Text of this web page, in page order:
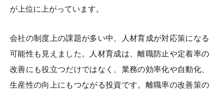
が上位に上がっています。
会社の制度上の課題が多い中、人材育成が対応策になる
可能性も見えました。人材育成は、離職防止や定着率の
改善にも役立つだけではなく、業務の効率化や自動化、
生産性の向上にもつながる投資です。離職率の改善策の